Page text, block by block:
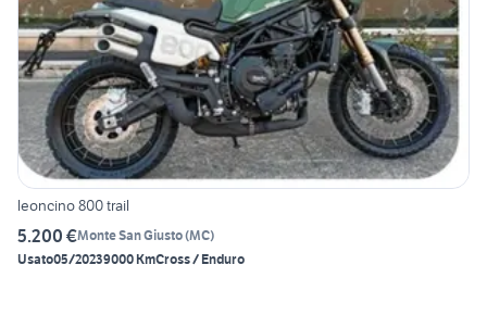
leoncino 800 trail
5.200 €Monte San Giusto(MC)
Usato05/20239000 KmCross / Enduro